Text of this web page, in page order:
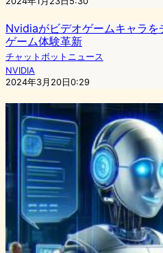
Nvidiaがビデオゲームキャラ
ゲーム体験革新
チャットボットニュース
NVIDIA
2024年3月20日0:29